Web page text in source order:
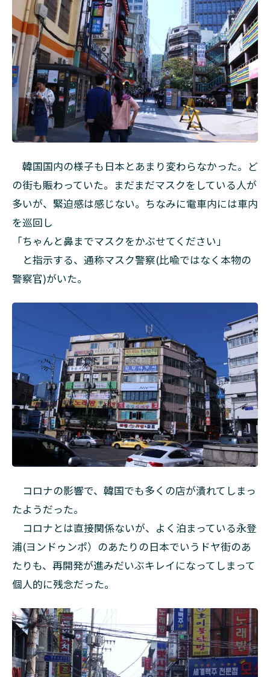
韓国国内の様子も日本とあまり変わらなかった。ど
の街も賑わっていた。まだまだマスクをしている人が
多いが、緊迫感は感じない。ちなみに電車内には車内
を巡回し
「ちゃんと鼻までマスクをかぶせてください」
と指示する、通称マスク警察(比喩ではなく本物の
警察官)がいた。
コロナの影響で、韓国でも多くの店が潰れてしまっ
たようだった。
コロナとは直接関係ないが、よく泊まっている永登
浦(ヨンドゥンポ）のあたりの日本でいうドヤ街のあ
たりも、再開発が進みだいぶキレイになってしまって
個人的に残念だった。